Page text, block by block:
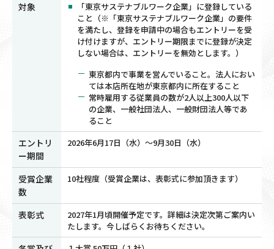
対象
「東京サステナブルワーク企業」に登録している
こと（※「東京サステナブルワーク企業」の要件
を満たし、登録を申請中の場合もエントリーを受
け付けますが、エントリー期限までに登録が決定
しない場合は、エントリーを無効とします。）
東京都内で事業を営んでいること。法人におい
ては本店所在地が東京都内に所在すること
常時雇用する従業員の数が2人以上300人以下
の企業、一般社団法人、一般財団法人等であ
ること
エントリ
ー期間
2026年6月17日（水）～9月30日（水）
受賞企業
数
10社程度（受賞企業は、表彰式に参加頂きます）
表彰式
2027年1月頃開催予定です。詳細は決定次第ご案内い
たします。今しばらくお待ちください。